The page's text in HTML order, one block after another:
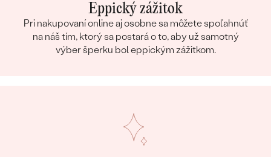
Eppický zážitok
Pri nakupovaní online aj osobne sa môžete spoľahnúť
na náš tím, ktorý sa postará o to, aby už samotný
výber šperku bol eppickým zážitkom.